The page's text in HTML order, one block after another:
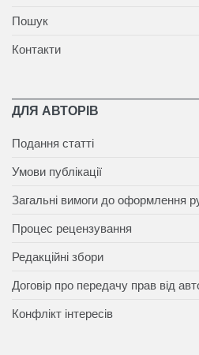
Пошук
Контакти
ДЛЯ АВТОРІВ
Подання статті
Умови публікації
Загальні вимоги до оформлення
Процес рецензування
Редакційні збори
Договір про передачу прав від
Конфлікт інтересів